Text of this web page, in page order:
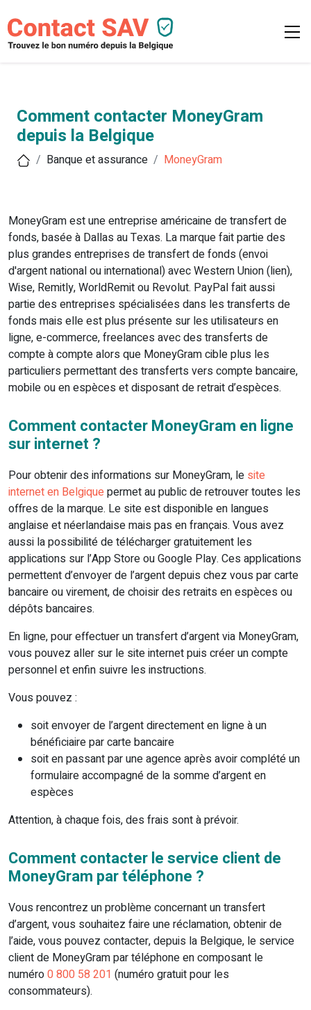
Comment contacter MoneyGram
depuis la Belgique
Banque et assurance MoneyGram
MoneyGram est une entreprise américaine de transfert de
fonds, basée à Dallas au Texas. La marque fait partie des
plus grandes entreprises de transfert de fonds (envoi
d'argent national ou international) avec Western Union (lien),
Wise, Remitly, WorldRemit ou Revolut. PayPal fait aussi
partie des entreprises spécialisées dans les transferts de
fonds mais elle est plus présente sur les utilisateurs en
ligne, e-commerce, freelances avec des transferts de
compte à compte alors que MoneyGram cible plus les
particuliers permettant des transferts vers compte bancaire,
mobile ou en espèces et disposant de retrait d’espèces.
Comment contacter MoneyGram en ligne
sur internet ?
Pour obtenir des informations sur MoneyGram, le site
internet en Belgiquepermet au public de retrouver toutes les
offres de la marque. Le site est disponible en langues
anglaise et néerlandaise mais pas en français. Vous avez
aussi la possibilité de télécharger gratuitement les
applications sur l’App Store ou Google Play. Ces applications
permettent d’envoyer de l’argent depuis chez vous par carte
bancaire ou virement, de choisir des retraits en espèces ou
dépôts bancaires.
En ligne, pour effectuer un transfert d’argent via MoneyGram,
vous pouvez aller sur le site internet puis créer un compte
personnel et enfin suivre les instructions.
Vous pouvez :
soit envoyer de l’argent directement en ligne à un
bénéficiaire par carte bancaire
soit en passant par une agence après avoir complété un
formulaire accompagné de la somme d’argent en
espèces
Attention, à chaque fois, des frais sont à prévoir.
Comment contacter le service client de
MoneyGram par téléphone ?
Vous rencontrez un problème concernant un transfert
d’argent, vous souhaitez faire une réclamation, obtenir de
l’aide, vous pouvez contacter, depuis la Belgique, le service
client de MoneyGram par téléphone en composant le
numéro0 800 58 201 (numéro gratuit pour les
consommateurs).